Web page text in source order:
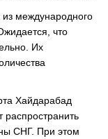
из международного
что
Их
Хайдарабад
СНГ. При этом